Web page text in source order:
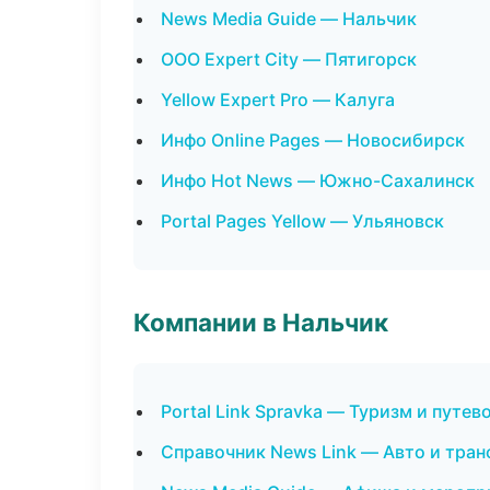
News Media Guide — Нальчик
ООО Expert City — Пятигорск
Yellow Expert Pro — Калуга
Инфо Online Pages — Новосибирск
Инфо Hot News — Южно-Сахалинск
Portal Pages Yellow — Ульяновск
Компании в Нальчик
Portal Link Spravka — Туризм и
Справочник News Link — Авто и